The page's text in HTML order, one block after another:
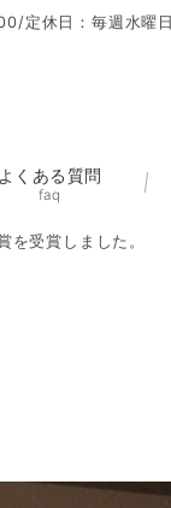
定休日：毎週水曜日
よくある質問
faq
を受賞しました。